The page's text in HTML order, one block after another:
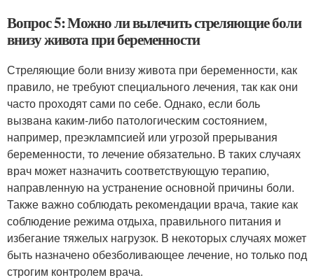
Вопрос 5: Можно ли вылечить стреляющие боли
внизу живота при беременности
Стреляющие боли внизу живота при беременности, как
правило, не требуют специального лечения, так как они
часто проходят сами по себе. Однако, если боль
вызвана каким-либо патологическим состоянием,
например, преэклампсией или угрозой прерывания
беременности, то лечение обязательно. В таких случаях
врач может назначить соответствующую терапию,
направленную на устранение основной причины боли.
Также важно соблюдать рекомендации врача, такие как
соблюдение режима отдыха, правильного питания и
избегание тяжелых нагрузок. В некоторых случаях может
быть назначено обезболивающее лечение, но только под
строгим контролем врача.